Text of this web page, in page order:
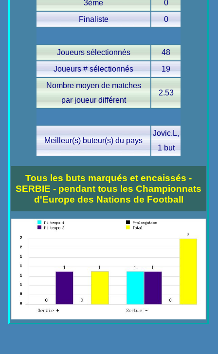
3ème
0
Finaliste
0
Joueurs sélectionnés
48
Joueurs # sélectionnés
19
Nombre moyen de matches
par joueur différent
2.53
Meilleur(s) buteur(s) du pays
Jovic.L,
1 but
Tous les buts marqués et encaissés -
SERBIE - pendant tous les Championnats
d'Europe des Nations de Football